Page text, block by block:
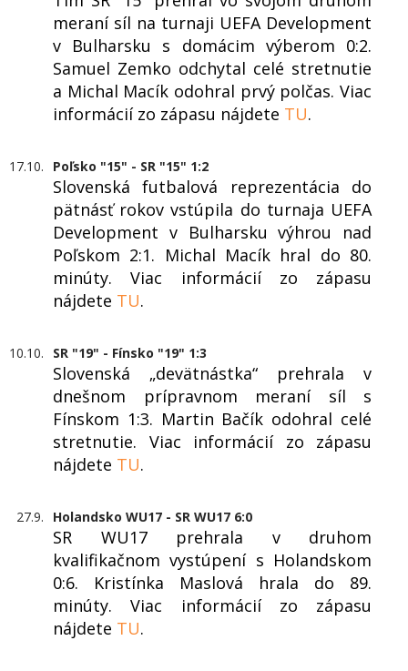
meraní síl na turnaji UEFA Development
v Bulharsku s domácim výberom 0:2.
Samuel Zemko odchytal celé stretnutie
a Michal Macík odohral prvý polčas. Viac
informácií zo zápasu nájdete TU.
17.10. Poľsko "15" - SR "15" 1:2
Slovenská futbalová reprezentácia do
pätnásť rokov vstúpila do turnaja UEFA
Development v Bulharsku výhrou nad
Poľskom 2:1. Michal Macík hral do 80.
minúty. Viac informácií zo zápasu
nájdete TU.
10.10. SR "19" - Fínsko "19" 1:3
Slovenská „devätnástka“ prehrala v
dnešnom prípravnom meraní síl s
Fínskom 1:3. Martin Bačík odohral celé
stretnutie. Viac informácií zo zápasu
nájdete TU.
27.9. Holandsko WU17 - SR WU17 6:0
SR WU17 prehrala v druhom
kvalifikačnom vystúpení s Holandskom
0:6. Kristínka Maslová hrala do 89.
minúty. Viac informácií zo zápasu
nájdete TU.